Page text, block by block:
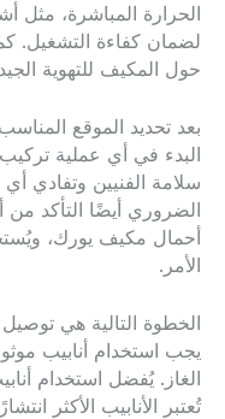
الحرارة المباشرة، مثل
لضمان كفاءة التشغيل.
حول المكيف للتهوية
بعد تحديد الموقع
البدء في أي عملية
سلامة الفنيين وتفادي
الضروري أيضًا التأكد من
أحمال مكيف يورك،
الأمر.
الخطوة التالية هي توصيل
يجب استخدام أنابيب
الغاز. يُفضل استخدام
تُعتبر الأنابيب الأكثر